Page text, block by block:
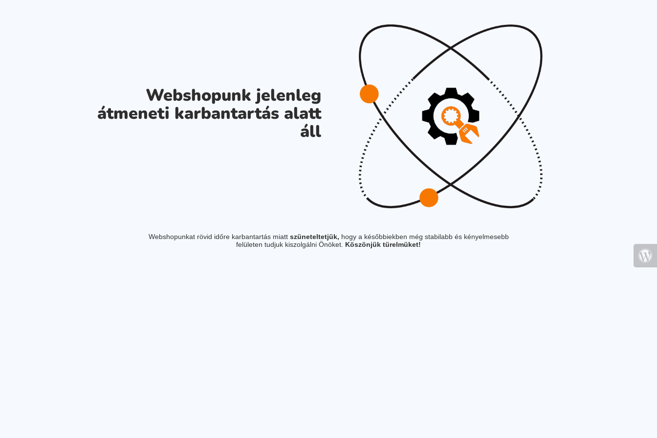
Webshopunk jelenleg
átmeneti karbantartás alatt
áll
Webshopunkat rövid időre karbantartás miatt szüneteltetjük, hogy a későbbiekben még stabilabb és kényelmesebb
felületen tudjuk kiszolgálni Önöket. Köszönjük türelmüket!